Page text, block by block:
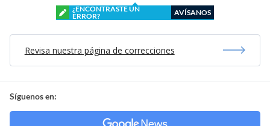
¿ENCONTRASTE UN
ERROR?
AVÍSANOS
Revisa nuestra página de correcciones
Síguenos en: